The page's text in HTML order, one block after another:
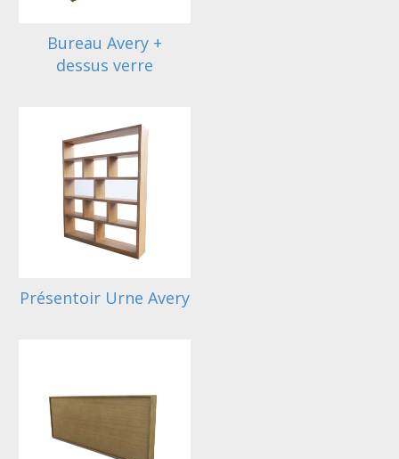
Bureau Avery +
dessus verre
Présentoir Urne Avery